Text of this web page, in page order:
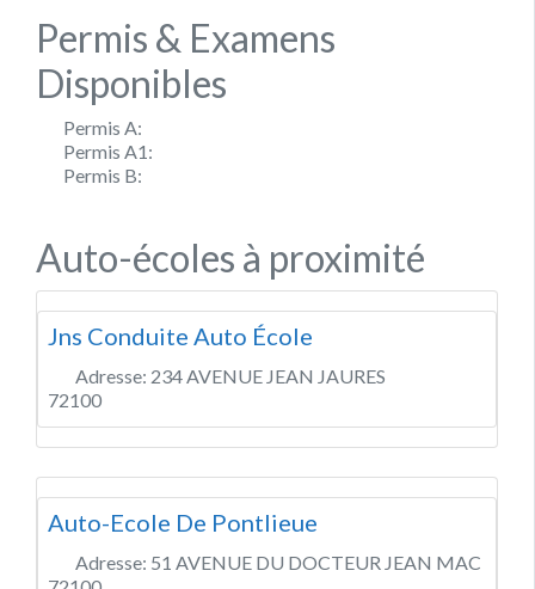
Permis & Examens
Disponibles
Permis A:
Permis A1:
Permis B:
Auto-écoles à proximité
Jns Conduite Auto École
Adresse: 234 AVENUE JEAN JAURES
72100
Auto-Ecole De Pontlieue
Adresse: 51 AVENUE DU DOCTEUR JEAN MAC